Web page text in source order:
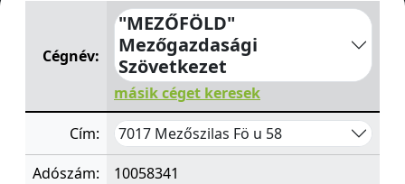
"MEZŐFÖLD" Mezőgazdasági SzövetkezetFö u 58
Cégnév:
"MEZŐFÖLD"
Mezőgazdasági
Szövetkezet
másik céget keresek
Cím: 7017 Mezőszilas Fö u 58
Adószám: 10058341